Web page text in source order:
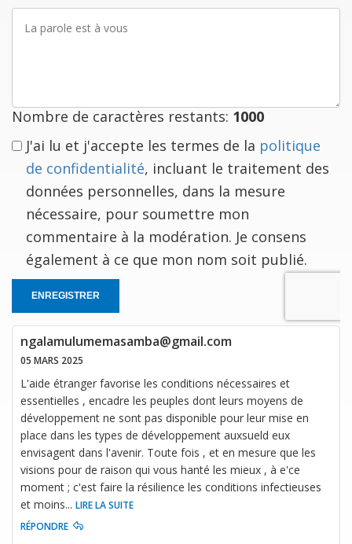
parole
Nombre de caractères restants: 1000
J'ai lu et j'accepte les termes de la politique
de confidentialité, incluant le traitement des
données personnelles, dans la mesure
nécessaire, pour soumettre mon
commentaire à la modération. Je consens
également à ce que mon nom soit publié.
ENREGISTRER
ngalamulumemasamba@gmail.com
05 MARS 2025
L'aide étranger favorise les conditions nécessaires et
essentielles , encadre les peuples dont leurs moyens de
développement ne sont pas disponible pour leur mise en
place dans les types de développement auxsueld eux
envisagent dans l'avenir. Toute fois , et en mesure que les
visions pour de raison qui vous hanté les mieux , à e'ce
moment ; c'est faire la résilience les conditions infectieuses
et moins... LIRE LA SUITE
RÉPONDRE